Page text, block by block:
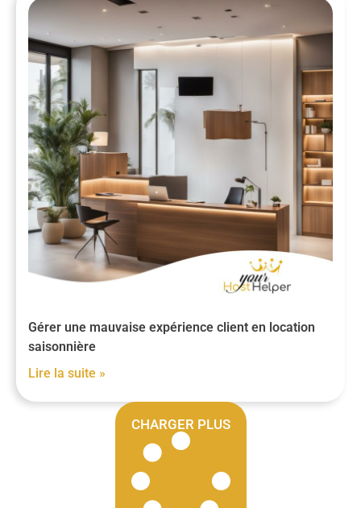
Gérer une mauvaise expérience client en location
saisonnière
Lire la suite »
CHARGER PLUS